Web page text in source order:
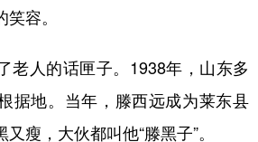
肃
蒙古 黑龙江
容。
人的话匣子。1938年，山东多
据地。当年，滕西远成为莱东县
瘦，大伙都叫他“滕黑子”。